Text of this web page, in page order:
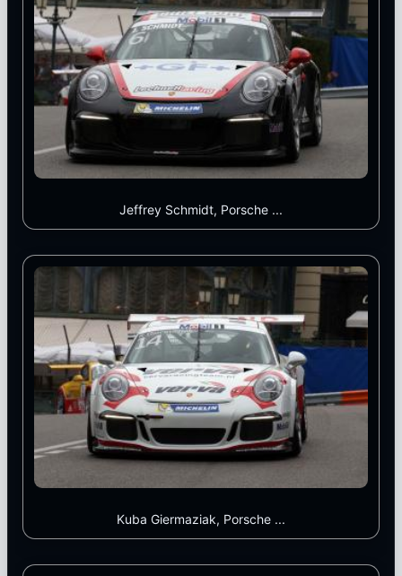
Jeffrey Schmidt, Porsche ...
Kuba Giermaziak, Porsche ...